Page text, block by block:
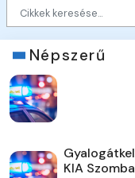
Népszerű
KIA